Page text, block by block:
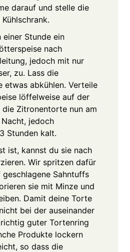
darauf und stelle die
einer Stunde ein
nach
jedoch mit nur
zu. Lass die
etwas abkühlen. Verteile
löffelweise auf der
die Zitronentorte nun am
jedoch
Stunden kalt.
ist, kannst du sie nach
Wir spritzen dafür
Sahntuffs
sie mit Minze und
Damit deine Torte
bei der auseinander
guter Tortenring
Produkte lockern
so dass die